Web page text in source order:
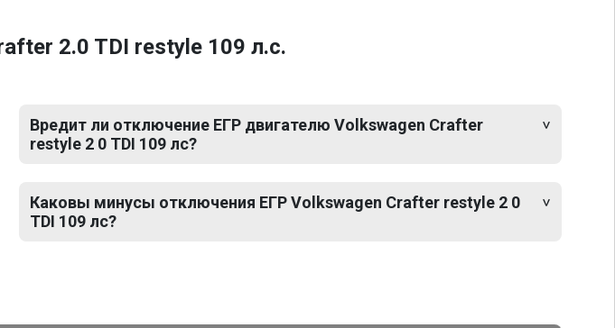
2.0 TDI restyle 109 л.с.
Вредит ли отключение ЕГР двигателю Volkswagen Crafter
restyle 2 0 TDI 109 лс?
Каковы минусы отключения ЕГР Volkswagen Crafter restyle 2 0
TDI 109 лс?